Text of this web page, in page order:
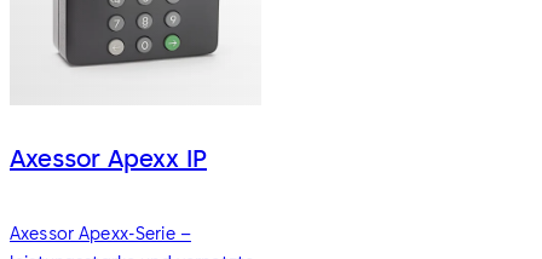
Axessor Apexx IP
Axessor Apexx-Serie –